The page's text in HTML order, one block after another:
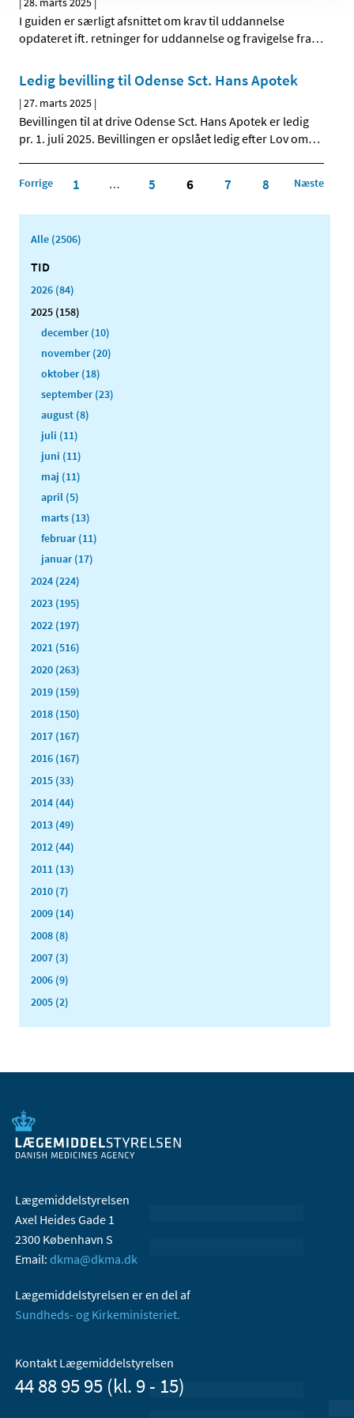
I guiden er særligt afsnittet om krav til uddannelse
opdateret ift. retninger for uddannelse og fravigelse fra…
Ledig bevilling til Odense Sct. Hans Apotek
|27. marts 2025 |
Bevillingen til at drive Odense Sct. Hans Apotek er ledig
pr. 1. juli 2025. Bevillingen er opslået ledig efter Lov om…
Forrige 1 … 5 6 7 8 Næste
Alle (2506)
TID
2026 (84)
2025 (158)
december (10)
november (20)
oktober (18)
september (23)
august (8)
juli (11)
juni (11)
maj (11)
april (5)
marts (13)
februar (11)
januar (17)
2024 (224)
2023 (195)
2022 (197)
2021 (516)
2020 (263)
2019 (159)
2018 (150)
2017 (167)
2016 (167)
2015 (33)
2014 (44)
2013 (49)
2012 (44)
2011 (13)
2010 (7)
2009 (14)
2008 (8)
2007 (3)
2006 (9)
2005 (2)
Lægemiddelstyrelsen
Axel Heides Gade 1
2300 København S
Email: dkma@dkma.dk
Lægemiddelstyrelsen er en del af
Sundheds- og Kirkeministeriet.
Kontakt Lægemiddelstyrelsen
44 88 95 95 (kl. 9 - 15)